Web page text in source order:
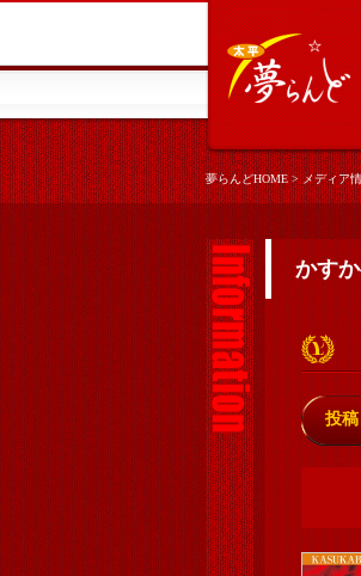
夢らんどHOME>メディア
かす
投稿